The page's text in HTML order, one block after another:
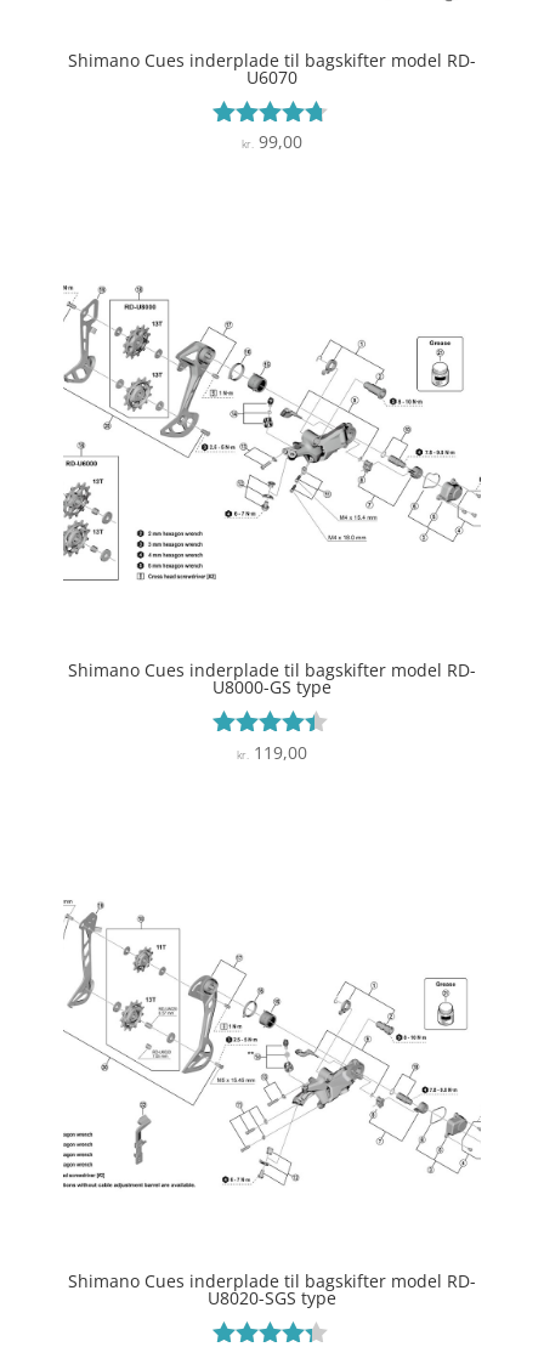
Shimano Cues inderplade til bagskifter model RD-
U6070
Vurderet
kr.99,00
Shimano Cues inderplade til bagskifter model RD-
U8000-GS type
Vurderet
kr. 119,00
Shimano Cues inderplade til bagskifter model RD-
U8020-SGS type